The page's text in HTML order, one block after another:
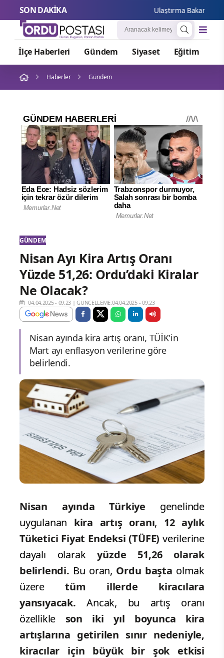
SON DAKİKA Ulaştırma Bakanı
İlçe Haberleri Gündem Siyaset Eğitim
Haberler Gündem
GÜNDEM
Nisan Ayı Kira Artış Oranı
Yüzde 51,26: Ordu’daki Kiralar
Ne Olacak?
04.04.2025 - 09:23 |GÜNCELLEME:04.04.2025 - 09:23
Nisan ayında kira artış oranı, TÜİK'in
Mart ayı enflasyon verilerine göre
belirlendi.
Nisan ayında Türkiye genelinde
uygulanan kira artış oranı, 12 aylık
Tüketici Fiyat Endeksi (TÜFE) verilerine
dayalı olarakyüzde 51,26 olarak
belirlendi. Bu oran, Ordu başta olmak
üzeretüm illerde kiracılara
yansıyacak. Ancak, bu artış oranı
özellikle son iki yıl boyunca kira
artışlarına getirilen sınır nedeniyle,
kiracılar için büyük bir şok etkisi